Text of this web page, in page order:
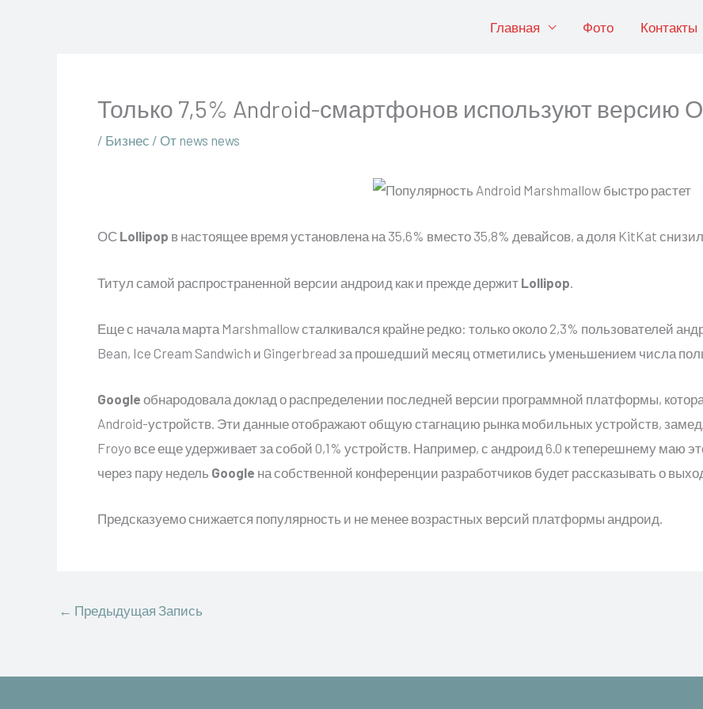
Главная Фото Контакты
Только 7,5% Android-смартфонов используют версию
/ Бизнес / От news news
ОС Lollipop в настоящее время установлена на 35,6% вместо 35,8% девайсов, а доля KitKat
Титул самой распространенной версии андроид как и прежде держит Lollipop
Еще с начала марта Marshmallow сталкивался крайне редко: только около 2,3% пользователей
Bean, Ice Cream Sandwich и Gingerbread за прошедший месяц отметились уменьшением числа
Google обнародовала доклад о распределении последней версии программной платформы,
Android-устройств. Эти данные отображают общую стагнацию рынка мобильных устройств,
Froyo все еще удерживает за собой 0,1% устройств. Например, с андроид 6.0 к теперешнему маю
через пару недель Google на собственной конференции разработчиков будет рассказывать о
Предсказуемо снижается популярность и не менее возрастных версий платформы андроид.
← Предыдущая Запись